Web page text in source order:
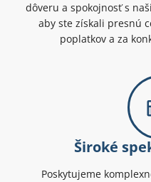
dôveru a spokojnosť s
aby ste získali presnú
poplatkov a za
Široké
Poskytujeme